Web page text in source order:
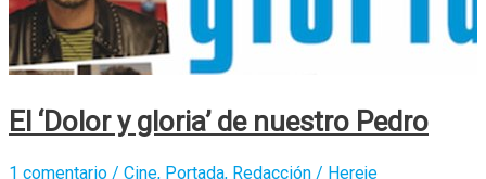
El ‘Dolor y gloria’ de nuestro Pedro
1 comentario / Cine, Portada, Redacción / Hereje